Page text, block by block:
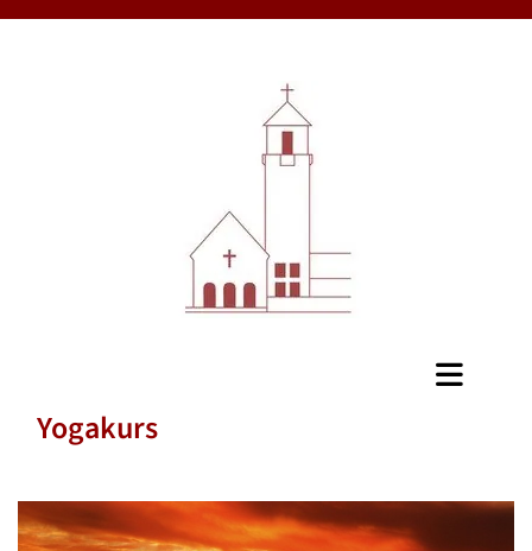
Yogakurs